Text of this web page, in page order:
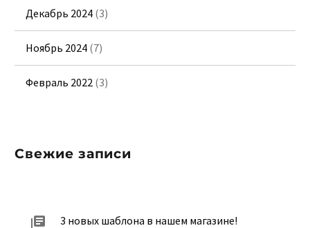
Декабрь 2024 (3)
Ноябрь 2024 (7)
Февраль 2022 (3)
Свежие записи
3 новых шаблона в нашем магазине!